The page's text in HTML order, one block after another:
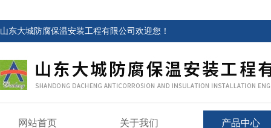
山东大城防腐保温安装工程有限公司欢迎您！
网站首页 关于我们 产品中心